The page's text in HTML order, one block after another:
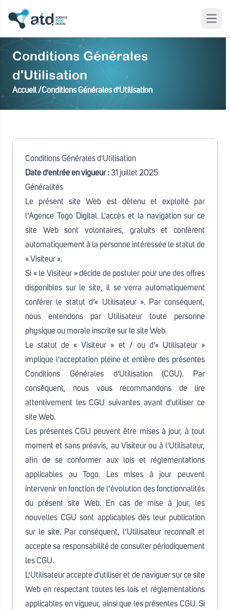
Conditions Générales
d'Utilisation
Accueil /Conditions Générales d'Utilisation
Conditions Générales d'Utilisation
Date d'entrée en vigueur :31 juillet 2025
Généralités
Le présent site Web est détenu et exploité par
l’Agence Togo Digital. L'accès et la navigation sur ce
site Web sont volontaires, gratuits et confèrent
automatiquement à la personne intéressée le statut de
« Visiteur ».
Si « le Visiteur » décide de postuler pour une des offres
disponibles sur le site, il se verra automatiquement
conférer le statut d’« Utilisateur ». Par conséquent,
nous entendons par Utilisateur toute personne
physique ou morale inscrite sur le site Web.
Le statut de « Visiteur » et / ou d’« Utilisateur »
implique l'acceptation pleine et entière des présentes
Conditions Générales d'Utilisation (CGU). Par
conséquent, nous vous recommandons de lire
attentivement les CGU suivantes avant d'utiliser ce
site Web.
Les présentes CGU peuvent être mises à jour, à tout
moment et sans préavis, au Visiteur ou à l'Utilisateur,
afin de se conformer aux lois et réglementations
applicables au Togo. Les mises à jour peuvent
intervenir en fonction de l’évolution des fonctionnalités
du présent site Web. En cas de mise à jour, les
nouvelles CGU sont applicables dès leur publication
sur le site. Par conséquent, l’Utilisateur reconnaît et
accepte sa responsabilité de consulter périodiquement
les CGU.
L’Utilisateur accepte d'utiliser et de naviguer sur ce site
Web en respectant toutes les lois et réglementations
applicables en vigueur, ainsi que les présentes CGU. Si